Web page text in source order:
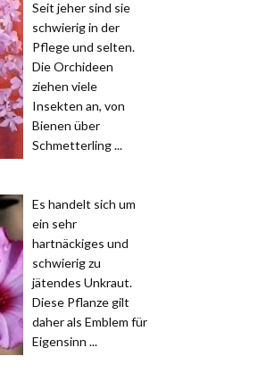
Seit jeher sind sie
schwierig in der
Pflege und selten.
Die Orchideen
ziehen viele
Insekten an, von
Bienen über
Schmetterling ...
Es handelt sich um
ein sehr
hartnäckiges und
schwierig zu
jätendes Unkraut.
Diese Pflanze gilt
daher als Emblem für
Eigensinn ...